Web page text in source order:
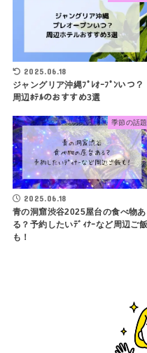
2025.06.18
ジャングリア沖縄ﾌﾟﾚｵｰﾌﾟﾝいつ？
周辺ﾎﾃﾙのおすすめ3選
季節の話題
2025.06.18
青の洞窟渋谷2025屋台の食べ物あ
る？予約したいﾃﾞｨﾅｰなど周辺ご飯
も！